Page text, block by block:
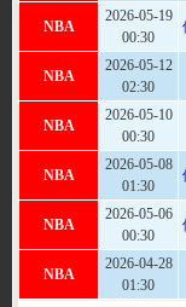
NBA
2026-05-19
00:30
NBA
2026-05-12
02:30
NBA
2026-05-10
00:30
NBA
2026-05-08
01:30
NBA
2026-05-06
00:30
NBA
2026-04-28
01:30